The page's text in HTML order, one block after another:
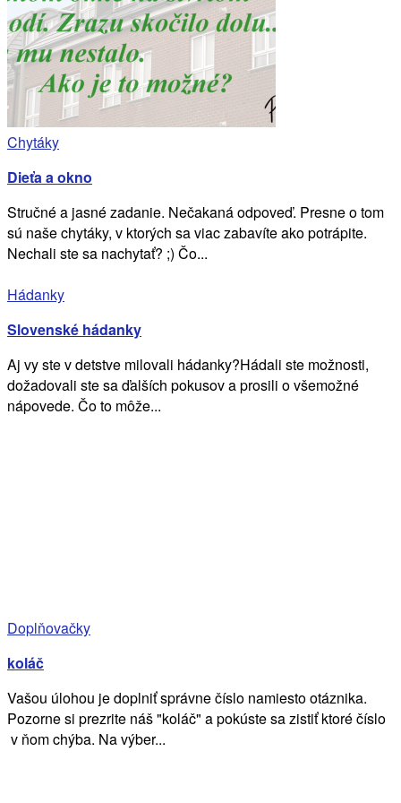
Chytáky
Dieťa a okno
Stručné a jasné zadanie. Nečakaná odpoveď. Presne o tom
sú naše chytáky, v ktorých sa viac zabavíte ako potrápite.
Nechali ste sa nachytať? ;) Čo...
Hádanky
Slovenské hádanky
Aj vy ste v detstve milovali hádanky?Hádali ste možnosti,
dožadovali ste sa ďalších pokusov a prosili o všemožné
nápovede. Čo to môže...
Doplňovačky
koláč
Vašou úlohou je doplniť správne číslo namiesto otáznika.
Pozorne si prezrite náš "koláč" a pokúste sa zistiť ktoré číslo
v ňom chýba. Na výber...